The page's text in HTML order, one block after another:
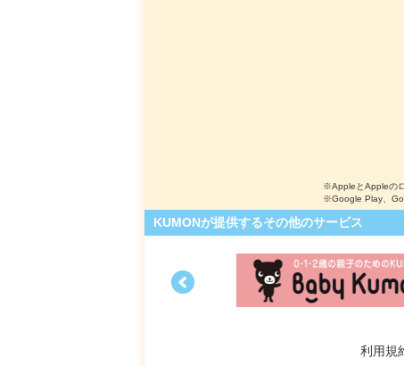
※AppleとAppleの
※Google Play、
KUMONが提供するその他のサービス
利用規